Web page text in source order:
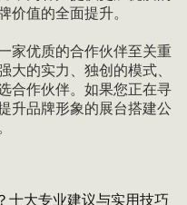
价值的全面提升。
家优质的合作伙伴至关重
大的实力、独创的模式、
合作伙伴。如果您正在寻
升品牌形象的展台搭建公
十大专业建议与实用技巧